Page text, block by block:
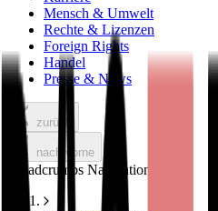
Mensch & Umwelt
Rechte & Lizenzen
Foreign Rights
Handel
Presse & News
zurück
nach vorne
Breadcrumbs Navigation